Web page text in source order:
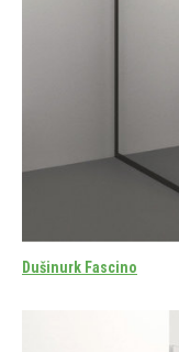
Dušinurk Fascino